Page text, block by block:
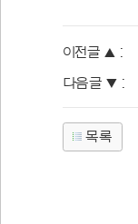
이전글 ▲ :
다음글 ▼ :
목록